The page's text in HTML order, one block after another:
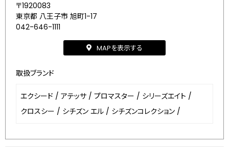
〒1920083
東京都 八王子市 旭町1-17
042-646-1111
MAPを表示する
取扱ブランド
エクシード / アテッサ / プロマスター / シリーズエイト /
クロスシー / シチズン エル / シチズンコレクション /